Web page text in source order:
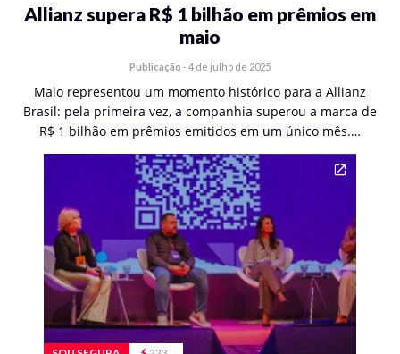
Allianz supera R$ 1 bilhão em prêmios em
maio
Publicação - 4 de julho de 2025
Maio representou um momento histórico para a Allianz
Brasil: pela primeira vez, a companhia superou a marca de
R$ 1 bilhão em prêmios emitidos em um único mês.…